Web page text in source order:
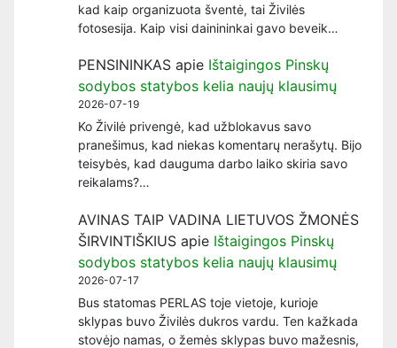
kad kaip organizuota šventė, tai Živilės
fotosesija. Kaip visi dainininkai gavo beveik…
PENSININKAS apie Ištaigingos Pinskų
sodybos statybos kelia naujų klausimų
2026-07-19
Ko Živilė privengė, kad užblokavus savo
pranešimus, kad niekas komentarų nerašytų. Bijo
teisybės, kad dauguma darbo laiko skiria savo
reikalams?…
AVINAS TAIP VADINA LIETUVOS ŽMONĖS
ŠIRVINTIŠKIUS apie Ištaigingos Pinskų
sodybos statybos kelia naujų klausimų
2026-07-17
Bus statomas PERLAS toje vietoje, kurioje
sklypas buvo Živilės dukros vardu. Ten kažkada
stovėjo namas, o žemės sklypas buvo mažesnis,